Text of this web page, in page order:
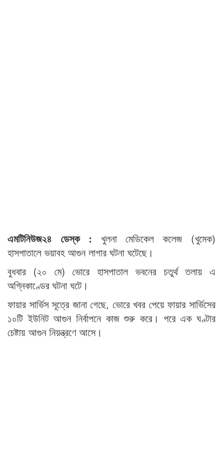
এমটিনিউজ২৪ ডেস্ক : খুলনা মেডিকেল কলেজ (খুমেক)
হাসপাতালে ভয়াবহ আগুন লাগার ঘটনা ঘটেছে।
বুধবার (২০ মে) ভোরে হাসপাতাল ভবনের চতুর্থ তলায় এ
অগ্নিকাণ্ডের ঘটনা ঘটে।
ফায়ার সার্ভিস সূত্রে জানা গেছে, ভোরে খবর পেয়ে ফায়ার সার্ভিসের
১০টি ইউনিট আগুন নির্বাপনে কাজ শুরু করে। পরে এক ঘণ্টার
চেষ্টায় আগুন নিয়ন্ত্রণে আসে।